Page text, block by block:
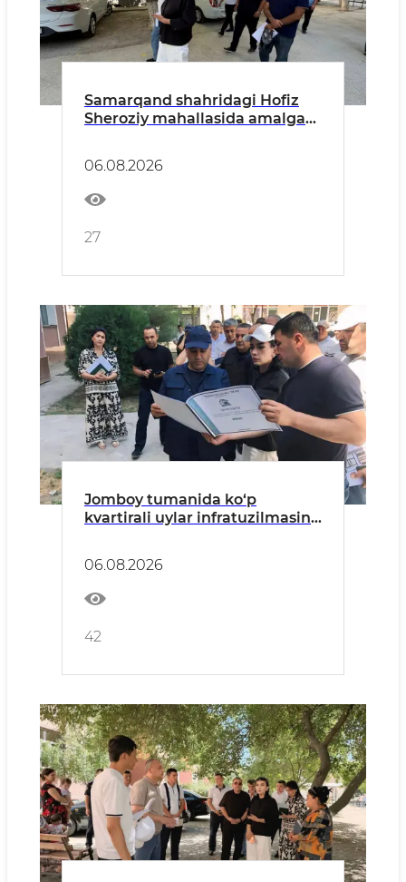
Samarqand shahridagi Hofiz
Sheroziy mahallasida amalga
tanishildi
06.08.2026
27
Jomboy tumanida ko‘p
kvartirali uylar infratuzilmasini
06.08.2026
42